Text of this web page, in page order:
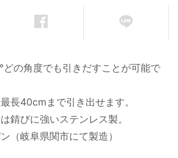
の角度でも引きだすことが可能で
長40cmまで引き出せます。
錆びに強いステンレス製。
（岐阜県関市にて製造）